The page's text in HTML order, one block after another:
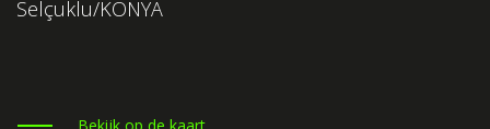
Selçuklu/KONYA